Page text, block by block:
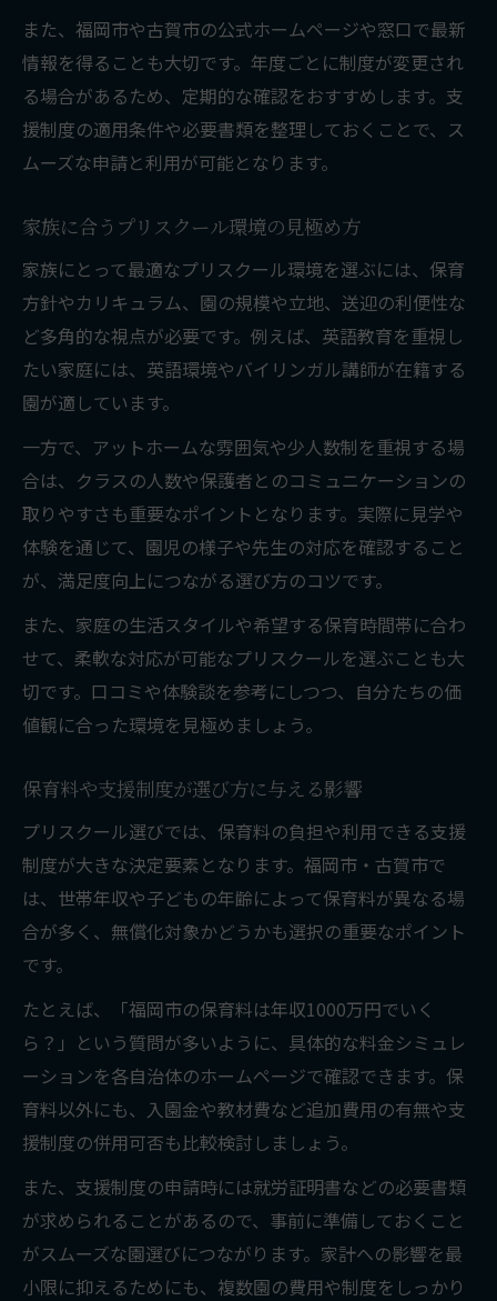
また、福岡市や古賀市の公式ホームページや窓口で最新
情報を得ることも大切です。年度ごとに制度が変更され
る場合があるため、定期的な確認をおすすめします。支
援制度の適用条件や必要書類を整理しておくことで、ス
ムーズな申請と利用が可能となります。
家族に合うプリスクール環境の見極め方
家族にとって最適なプリスクール環境を選ぶには、保育
方針やカリキュラム、園の規模や立地、送迎の利便性な
ど多角的な視点が必要です。例えば、英語教育を重視し
たい家庭には、英語環境やバイリンガル講師が在籍する
園が適しています。
一方で、アットホームな雰囲気や少人数制を重視する場
合は、クラスの人数や保護者とのコミュニケーションの
取りやすさも重要なポイントとなります。実際に見学や
体験を通じて、園児の様子や先生の対応を確認すること
が、満足度向上につながる選び方のコツです。
また、家庭の生活スタイルや希望する保育時間帯に合わ
せて、柔軟な対応が可能なプリスクールを選ぶことも大
切です。口コミや体験談を参考にしつつ、自分たちの価
値観に合った環境を見極めましょう。
保育料や支援制度が選び方に与える影響
プリスクール選びでは、保育料の負担や利用できる支援
制度が大きな決定要素となります。福岡市・古賀市で
は、世帯年収や子どもの年齢によって保育料が異なる場
合が多く、無償化対象かどうかも選択の重要なポイント
です。
たとえば、「福岡市の保育料は年収1000万円でいく
ら？」という質問が多いように、具体的な料金シミュレ
ーションを各自治体のホームページで確認できます。保
育料以外にも、入園金や教材費など追加費用の有無や支
援制度の併用可否も比較検討しましょう。
また、支援制度の申請時には就労証明書などの必要書類
が求められることがあるので、事前に準備しておくこと
がスムーズな園選びにつながります。家計への影響を最
小限に抑えるためにも、複数園の費用や制度をしっかり